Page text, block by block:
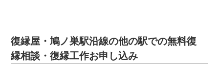
復縁屋・鳩ノ巣駅沿線の他の駅での無料復
縁相談・復縁工作お申し込み